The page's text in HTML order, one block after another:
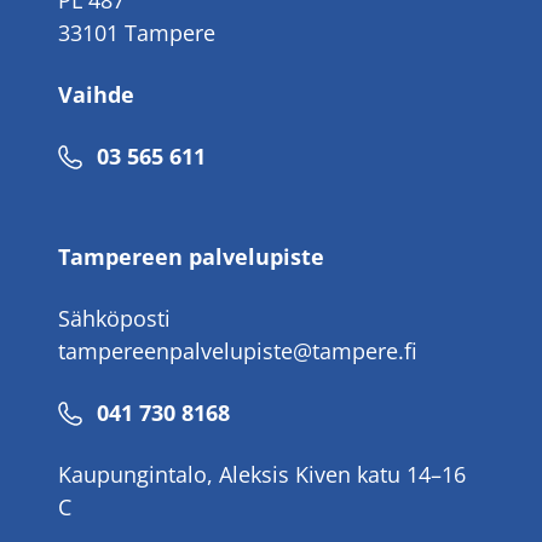
33101 Tampere
Vaihde
Puhelinnumero
03 565 611
Tampereen palvelupiste
Sähköposti
tampereenpalvelupiste@tampere.fi
Puhelinnumero
041 730 8168
Kaupungintalo, Aleksis Kiven katu 14–16
C